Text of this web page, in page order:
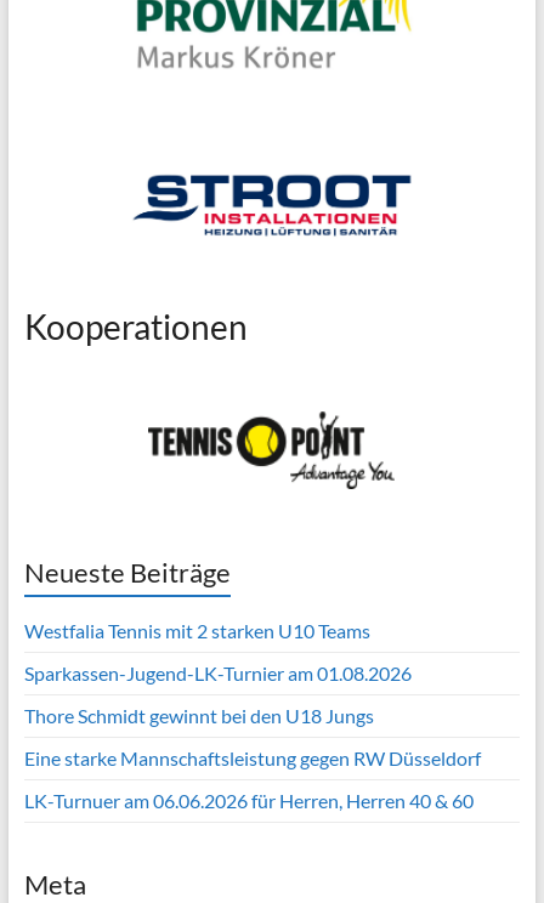
Kooperationen
Neueste Beiträge
Westfalia Tennis mit 2 starken U10 Teams
Sparkassen-Jugend-LK-Turnier am 01.08.2026
Thore Schmidt gewinnt bei den U18 Jungs
Eine starke Mannschaftsleistung gegen RW Düsseldorf
LK-Turnuer am 06.06.2026 für Herren, Herren 40 & 60
Meta